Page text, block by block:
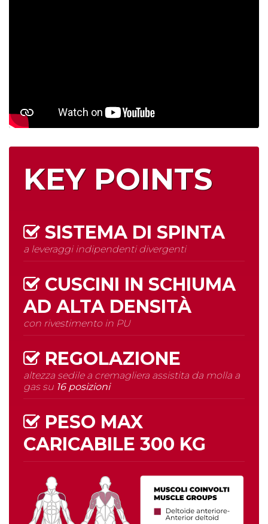
KEY POINTS
SISTEMA DI SPINTA
a leveraggi indipendenti divergenti
CUSCINI IN SCHIUMA
AD ALTA DENSITÀ
con rivestimento in PU
REGOLAZIONE
altezza sedile a cremagliera assistita da molla a
gas su 16 posizioni
PESO MAX
CARICABILE 300 KG